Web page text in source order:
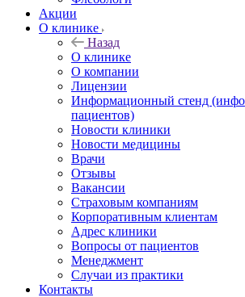
Акции
О клинике
Назад
О клинике
О компании
Лицензии
Информационный стенд
пациентов)
Новости клиники
Новости медицины
Врачи
Отзывы
Вакансии
Страховым компаниям
Корпоративным клиентам
Адрес клиники
Вопросы от пациентов
Менеджмент
Случаи из практики
Контакты